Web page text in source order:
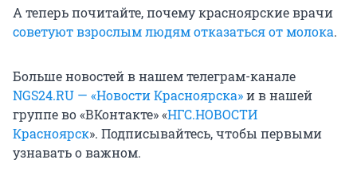
А теперь почитайте, почему красноярские врачи
советуют взрослым людям отказаться от молока.
Больше новостей в нашем телеграм-канале
NGS24.RU — «Новости Красноярска»и в нашей
группе во «ВКонтакте» «НГС.НОВОСТИ
Красноярск». Подписывайтесь, чтобы первыми
узнавать о важном.